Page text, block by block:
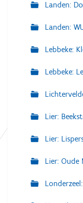
Landen:
Landen:
Lebbeke:
Lebbeke:
Lier:
Lier:
Lier: Oude